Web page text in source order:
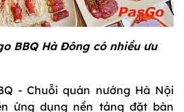
BBQ Hà Đông có nhiều ưu
- Chuỗi quán nướng Hà Nội
ứng dụng nền tảng đặt bàn